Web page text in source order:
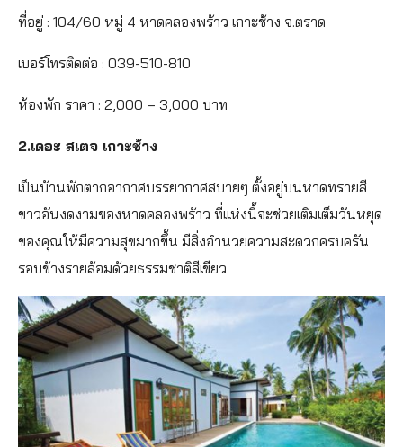
ที่อยู่ : 104/60 หมู่ 4 หาดคลองพร้าว เกาะช้าง จ.ตราด
เบอร์โทรติดต่อ : 039-510-810
ห้องพัก ราคา : 2,000 – 3,000 บาท
2.เดอะ สเตจ เกาะช้าง
เป็นบ้านพักตากอากาศบรรยากาศสบายๆ ตั้งอยู่บนหาดทรายสี
ขาวอันงดงามของหาดคลองพร้าว ที่แห่งนี้จะช่วยเติมเต็มวันหยุด
ของคุณให้มีความสุขมากขึ้น มีสิ่งอำนวยความสะดวกครบครัน
รอบข้างรายล้อมด้วยธรรมชาติสีเขียว